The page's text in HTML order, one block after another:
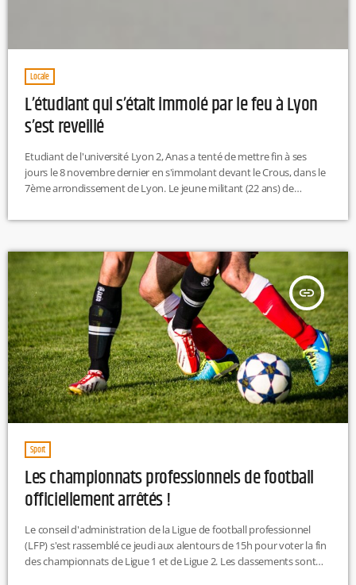
Locale
L’étudiant qui s’était immolé par le feu à Lyon
s’est reveillé
Etudiant de l'université Lyon 2, Anas a tenté de mettre fin à ses
jours le 8 novembre dernier en s'immolant devant le Crous, dans le
7ème arrondissement de Lyon. Le jeune militant (22 ans) de
politiques à travers un poste Facebook où il dénonçait la précarité
l'avoir tué".La grande sœur […]
insert_link
Sport
Les championnats professionnels de football
officiellement arrêtés !
Le conseil d'administration de la Ligue de football professionnel
(LFP) s'est rassemblé ce jeudi aux alentours de 15h pour voter la fin
des championnats de Ligue 1 et de Ligue 2. Les classements sont